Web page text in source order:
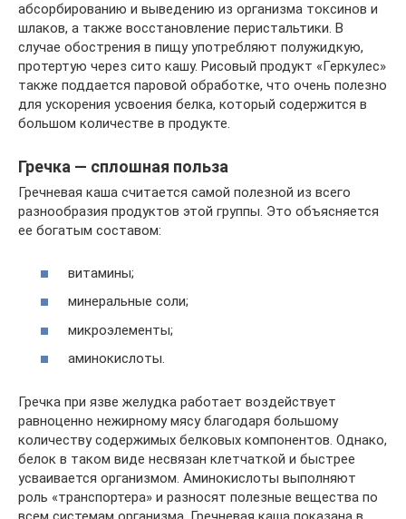
абсорбированию и выведению из организма токсинов и
шлаков, а также восстановление перистальтики. В
случае обострения в пищу употребляют полужидкую,
протертую через сито кашу. Рисовый продукт «Геркулес»
также поддается паровой обработке, что очень полезно
для ускорения усвоения белка, который содержится в
большом количестве в продукте.
Гречка — сплошная польза
Гречневая каша считается самой полезной из всего
разнообразия продуктов этой группы. Это объясняется
ее богатым составом:
витамины;
минеральные соли;
микроэлементы;
аминокислоты.
Гречка при язве желудка работает воздействует
равноценно нежирному мясу благодаря большому
количеству содержимых белковых компонентов. Однако,
белок в таком виде несвязан клетчаткой и быстрее
усваивается организмом. Аминокислоты выполняют
роль «транспортера» и разносят полезные вещества по